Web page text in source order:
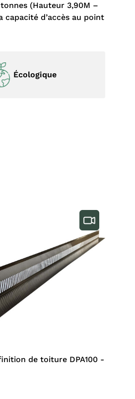
(Hauteur 3,90M –
capacité d’accès au point
Écologique
de toiture DPA100 -